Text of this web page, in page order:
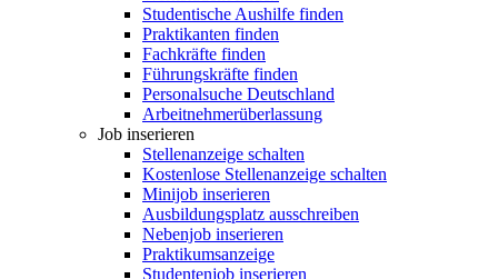
Studentische Aushilfe finden
Praktikanten finden
Fachkräfte finden
Führungskräfte finden
Personalsuche Deutschland
Arbeitnehmerüberlassung
Job inserieren
Stellenanzeige schalten
Kostenlose Stellenanzeige schalten
Minijob inserieren
Ausbildungsplatz ausschreiben
Nebenjob inserieren
Praktikumsanzeige
Studentenjob inserieren